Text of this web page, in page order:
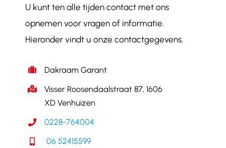
U kunt ten alle tijden contact met ons
opnemen voor vragen of informatie.
Hieronder vindt u onze contactgegevens.
Dakraam Garant
Visser Roosendaalstraat 87, 1606
XD Venhuizen
0228-764004
06 52415599